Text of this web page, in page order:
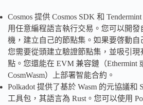
Cosmos 提供 Cosmos SDK 和
用任意編程語言執行交易。您可以開發
機，建立自己的節點集。如果要啓動自
您需要從頭建立驗證節點集，並吸引現
點。您還能在 EVM 兼容鏈（Ethermint
CosmWasm）上部署智能合約。
Polkadot 提供了基於 Wasm 的元協議和
工具包，其語言為 Rust。您可以使用